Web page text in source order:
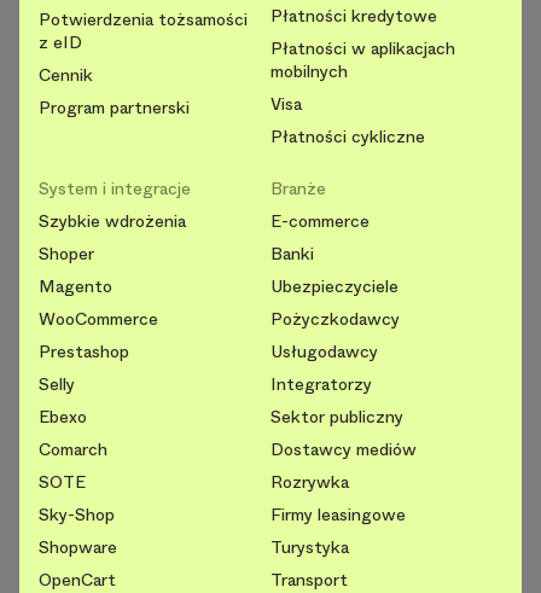
Potwierdzenia tożsamości
z eID
Cennik
Program partnerski
Płatności kredytowe
Płatności w aplikacjach
mobilnych
Visa
Płatności cykliczne
System i integracje
Szybkie wdrożenia
Shoper
Magento
WooCommerce
Prestashop
Selly
Ebexo
Comarch
SOTE
Sky-Shop
Shopware
OpenCart
Branże
E-commerce
Banki
Ubezpieczyciele
Pożyczkodawcy
Usługodawcy
Integratorzy
Sektor publiczny
Dostawcy mediów
Rozrywka
Firmy leasingowe
Turystyka
Transport